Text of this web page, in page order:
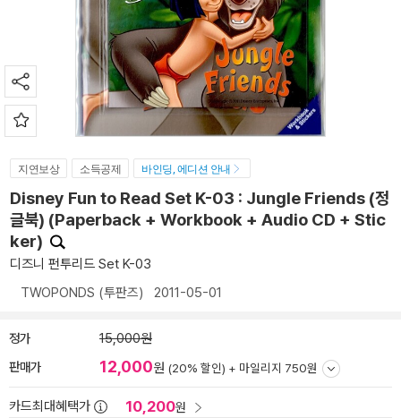
지연보상 소득공제 바인딩, 에디션 안내
Disney Fun to Read Set K-03 : Jungle Friends (정
글북) (Paperback + Workbook + Audio CD + Stic
ker)
디즈니 펀투리드 Set K-03
TWOPONDS (투판즈) 2011-05-01
정가 15,000원
판매가 12,000원 (20% 할인) + 마일리지 750원
카드최대혜택가 10,200원